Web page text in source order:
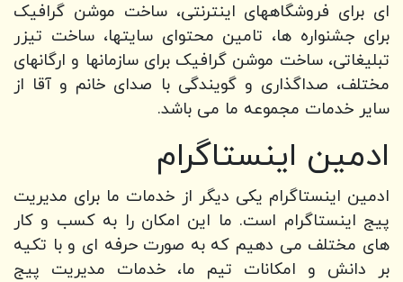
ای برای فروشگاههای اینترنتی، ساخت موشن گرافیک
برای جشنواره ها، تامین محتوای سایتها، ساخت تیزر
تبلیغاتی، ساخت موشن گرافیک برای سازمانها و ارگانهای
مختلف، صداگذاری و گویندگی با صدای خانم و آقا از
سایر خدمات مجموعه ما می باشد.
ادمین اینستاگرام
ادمین اینستاگرام یکی دیگر از خدمات ما برای مدیریت
پیج اینستاگرام است. ما این امکان را به کسب و کار
های مختلف می دهیم که به صورت حرفه ای و با تکیه
بر دانش و امکانات تیم ما، خدمات مدیریت پیج